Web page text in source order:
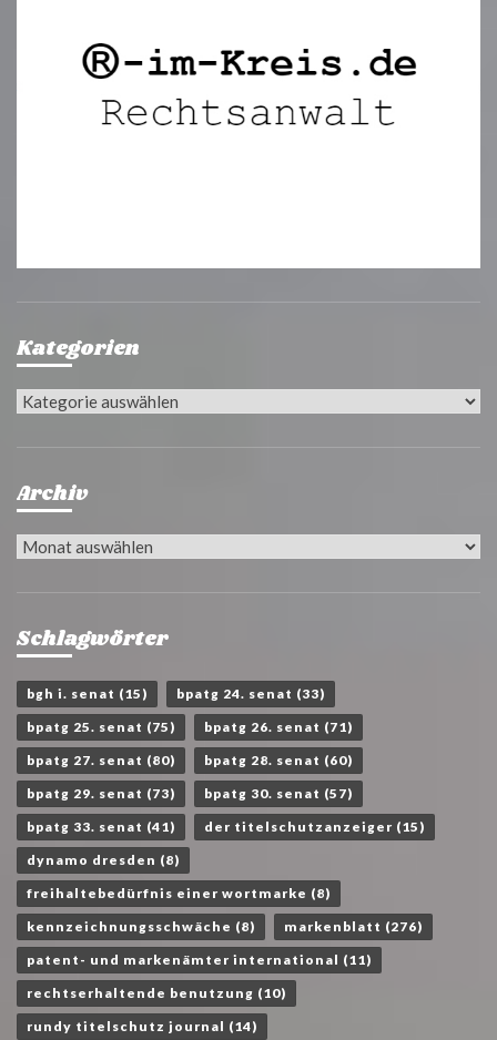
Kategorien
Kategorien
Archiv
Archiv
Schlagwörter
bgh i. senat (15) bpatg 24. senat (33)
bpatg 25. senat (75) bpatg 26. senat (71)
bpatg 27. senat (80) bpatg 28. senat (60)
bpatg 29. senat (73) bpatg 30. senat (57)
bpatg 33. senat (41) der titelschutzanzeiger (15)
dynamo dresden (8)
freihaltebedürfnis einer wortmarke (8)
kennzeichnungsschwäche (8) markenblatt (276)
patent- und markenämter international (11)
rechtserhaltende benutzung (10)
rundy titelschutz journal (14)